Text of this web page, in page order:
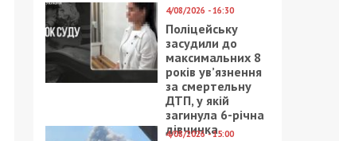
4/08/2026 - 16:30
Поліцейську
засудили до
максимальних 8
років ув’язнення
за смертельну
ДТП, у якій
загинула 6-річна
дівчинка
4/08/2026 - 15:00